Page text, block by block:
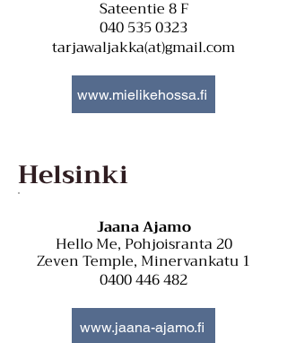
Sateentie 8 F
040 535 0323
tarjawaljakka(at)gmail.com
www.mielikehossa.fi
Helsinki
Jaana Ajamo
HelloMe, Pohjoisranta 20
Zeven Temple, Minervankatu 1
0400 446 482
www.jaana-ajamo.fi